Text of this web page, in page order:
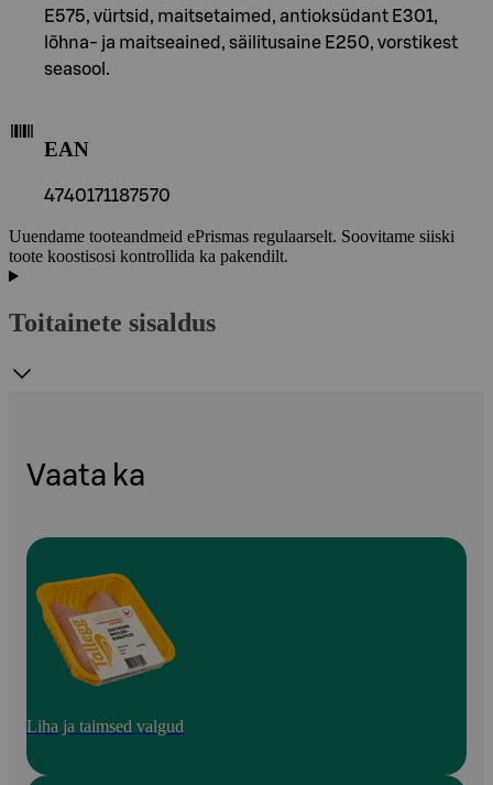
E575, vürtsid, maitsetaimed, antioksüdant E301,
lõhna- ja maitseained, säilitusaine E250, vorstikest
seasool.
EAN
4740171187570
Uuendame tooteandmeid ePrismas regulaarselt. Soovitame siiski
toote koostisosi kontrollida ka pakendilt.
Toitainete sisaldus
Vaata ka
Liha ja taimsed valgud